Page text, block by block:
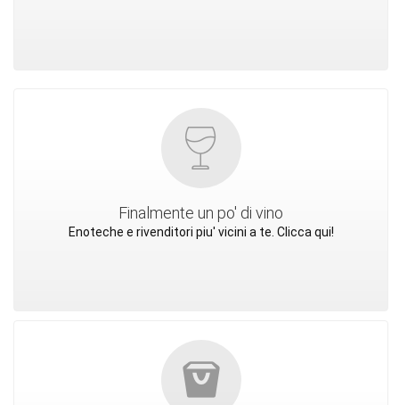
Finalmente un po' di vino
Enoteche e rivenditori piu' vicini a te. Clicca qui!